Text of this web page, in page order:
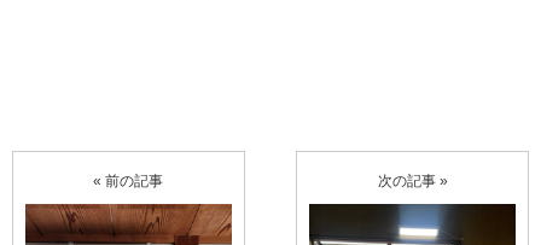
« 前の記事 次の記事 »